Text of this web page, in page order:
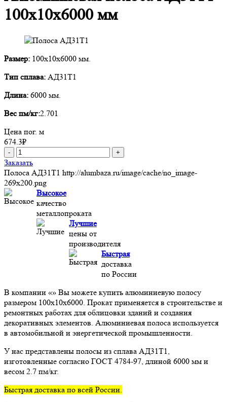
100х10х6000 мм
Размер: 100х10х6000 мм.
Тип сплава: АД31Т1
Длина: 6000 мм.
Вес пм/кг:2.701
Цена пог. м
674.3₽
- +
Заказать
Полоса АД31Т1 http://alumbaza.ru/image/cache/no_image-
269x200.png
Высокое
качество
металлопроката
Лучшие
цены от
производителя
Быстрая
доставка
по России
В компании «» Вы можете купить алюминиевую полосу
размером 100х10х6000. Прокат применяется в строительстве и
ремонтных работах для облицовки зданий и создания
декоративных элементов. Алюминиевая полоса используется
в автомобильной и энергетической промышленности.
У нас представлены полосы из сплава АД31Т1,
изготовленные согласно ГОСТ 4784-97, длиной 6000 мм и
весом 2.7 пм/кг.
Быстрая доставка по всей России.